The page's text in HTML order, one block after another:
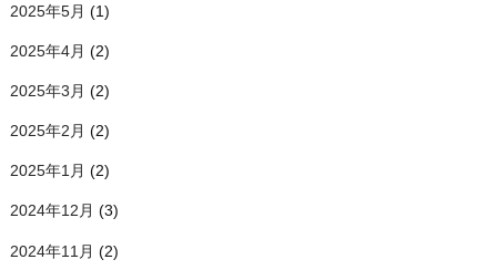
2025年5月 (1)
2025年4月 (2)
2025年3月 (2)
2025年2月 (2)
2025年1月 (2)
2024年12月 (3)
2024年11月 (2)